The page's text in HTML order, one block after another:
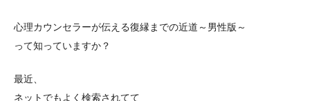
心理カウンセラーが伝える復縁までの近道～男性版～
って知っていますか？
最近、
ネットでもよく検索されてて